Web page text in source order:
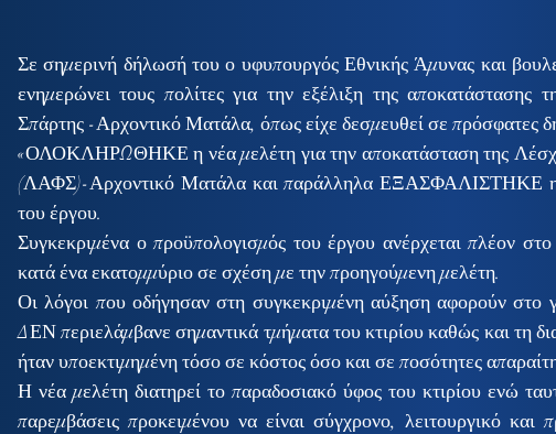
Σε σημερινή δήλωσή του ο υφυπουργός Εθνικής Άμυνας και
ενημερώνει τους πολίτες για την εξέλιξη της
Σπάρτης -Αρχοντικό Ματάλα, όπως είχε δεσμευθεί σε πρόσφατες
«ΟΛΟΚΛΗΡΩΘΗΚΕ η νέα μελέτη για την αποκατάσταση της
(ΛΑΦΣ)-Αρχοντικό Ματάλα και παράλληλα ΕΞΑΣΦΑΛΙΣΤΗΚΕ η
του έργου.
Συγκεκριμένα ο προϋπολογισμός του έργου ανέρχεται πλέον
κατά ένα εκατομμύριο σε σχέση με την προηγούμενη μελέτη.
Οι λόγοι που οδήγησαν στη συγκεκριμένη αύξηση αφορούν στο
ΔΕΝ περιελάμβανε σημαντικά τμήματα του κτιρίου καθώς και τη
ήταν υποεκτιμημένη τόσο σε κόστος όσο και σε ποσότητες
Η νέα μελέτη διατηρεί το παραδοσιακό ύφος του κτιρίου ενώ
παρεμβάσεις προκειμένου να είναι σύγχρονο, λειτουργικό και